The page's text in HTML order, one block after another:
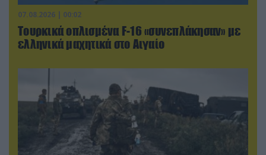
07.08.2026 | 00:02
Τουρκικά οπλισμένα F-16 «συνεπλάκησαν» με
ελληνικά μαχητικά στο Αιγαίο